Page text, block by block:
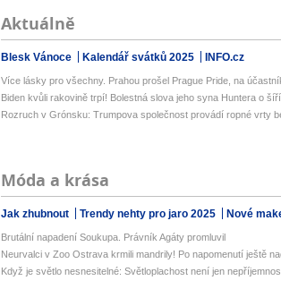
Aktuálně
Blesk Vánoce Kalendář svátků 2025 INFO.cz
Více lásky pro všechny. Prahou prošel Prague Pride, na
Biden kvůli rakovině trpí! Bolestná slova jeho syna Huntera o
Rozruch v Grónsku: Trumpova společnost provádí ropné vrty
Móda a krása
Jak zhubnout Trendy nehty pro jaro 2025 Nové
Brutální napadení Soukupa. Právník Agáty promluvil
Neurvalci v Zoo Ostrava krmili mandrily! Po napomenutí ještě
Když je světlo nesnesitelné: Světloplachost není jen